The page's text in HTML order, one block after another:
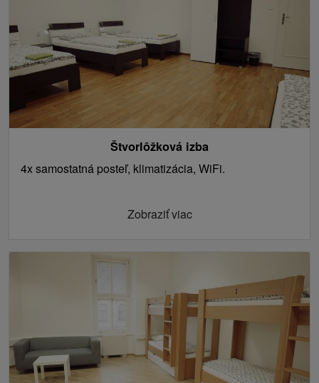
Štvorlôžková izba
4x samostatná posteľ, klimatizácia, WiFi.
Zobraziť viac